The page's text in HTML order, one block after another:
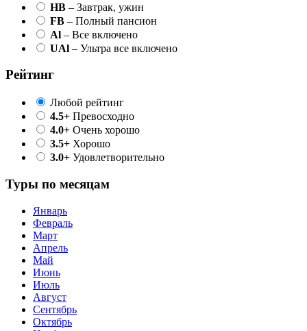
HB – Завтрак, ужин
FB – Полный пансион
Al – Все включено
UAl – Ультра все включено
Рейтинг
Любой рейтинг
4.5+ Превосходно
4.0+ Очень хорошо
3.5+ Хорошо
3.0+ Удовлетворительно
Туры по месяцам
Январь
Февраль
Март
Апрель
Май
Июнь
Июль
Август
Сентябрь
Октябрь